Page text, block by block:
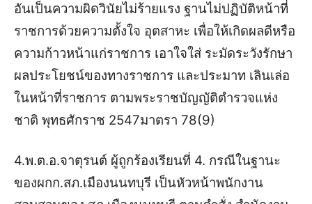
อันเป็นความผิดวินัยไม่ร้ายแรง ฐานไม่ปฏิบัติหน้าที่
ราชการด้วยความตั้งใจ อุตสาหะ เพื่อให้เกิดผลดีหรือ
ความก้าวหน้าแก่ราชการ เอาใจใส่ ระมัดระวังรักษา
ผลประโยชน์ของทางราชการ และประมาท เลินเล่อ
ในหน้าที่ราชการ ตามพระราชบัญญัติตำรวจแห่ง
ชาติ พุทธศักราช 2547มาตรา 78(9)
4.พ.ต.อ.จาตุรนต์ ผู้ถูกร้องเรียนที่ 4. กรณีในฐานะ
ของผกก.สภ.เมืองนนทบุรี เป็นหัวหน้าพนักงาน